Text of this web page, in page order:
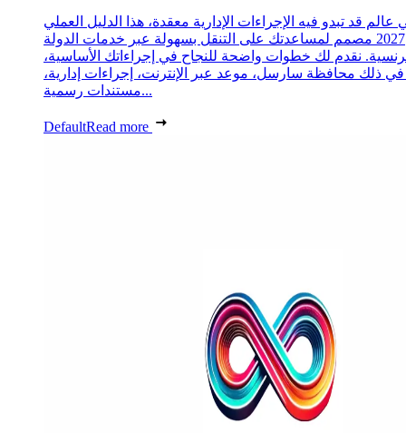
عالم قد تبدو فيه الإجراءات الإدارية معقدة، هذا الدليل العملي
2027 مصمم لمساعدتك على التنقل بسهولة عبر خدمات الدولة
نقدم لك خطوات واضحة للنجاح في إجراءاتك الأساسية،
في ذلك محافظة سارسل، موعد عبر الإنترنت، إجراءات إدارية،
مستندات رسمية...
DefaultRead more